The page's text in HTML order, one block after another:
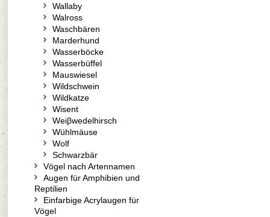
Wallaby
Walross
Waschbären
Marderhund
Wasserböcke
Wasserbüffel
Mauswiesel
Wildschwein
Wildkatze
Wisent
Weiβwedelhirsch
Wühlmäuse
Wolf
Schwarzbär
Vögel nach Artennamen
Augen für Amphibien und
Reptilien
Einfarbige Acrylaugen für
Vögel